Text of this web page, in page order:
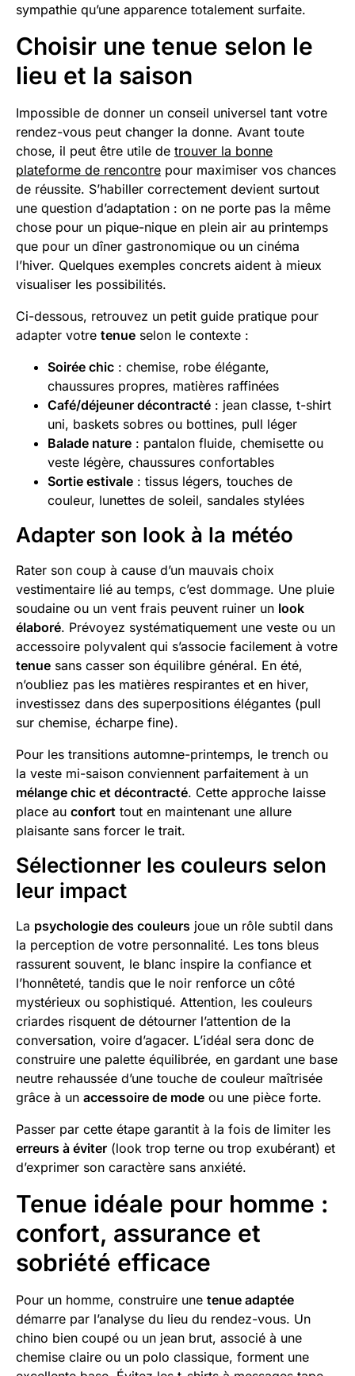
sympathie qu’une apparence totalement surfaite.
Choisir une tenue selon le
lieu et la saison
Impossible de donner un conseil universel tant votre
rendez-vous peut changer la donne. Avant toute
chose, il peut être utile de trouver la bonne
plateforme de rencontre pour maximiser vos chances
de réussite. S’habiller correctement devient surtout
une question d’adaptation : on ne porte pas la même
chose pour un pique-nique en plein air au printemps
que pour un dîner gastronomique ou un cinéma
l’hiver. Quelques exemples concrets aident à mieux
visualiser les possibilités.
Ci-dessous, retrouvez un petit guide pratique pour
adapter votre tenue selon le contexte :
Soirée chic : chemise, robe élégante,
chaussures propres, matières raffinées
Café/déjeuner décontracté : jean classe, t-shirt
uni, baskets sobres ou bottines, pull léger
Balade nature : pantalon fluide, chemisette ou
veste légère, chaussures confortables
Sortie estivale : tissus légers, touches de
couleur, lunettes de soleil, sandales stylées
Adapter son look à la météo
Rater son coup à cause d’un mauvais choix
vestimentaire lié au temps, c’est dommage. Une pluie
soudaine ou un vent frais peuvent ruiner un look
élaboré. Prévoyez systématiquement une veste ou un
accessoire polyvalent qui s’associe facilement à votre
tenue sans casser son équilibre général. En été,
n’oubliez pas les matières respirantes et en hiver,
investissez dans des superpositions élégantes (pull
sur chemise, écharpe fine).
Pour les transitions automne-printemps, le trench ou
la veste mi-saison conviennent parfaitement à un
mélange chic et décontracté. Cette approche laisse
place au confort tout en maintenant une allure
plaisante sans forcer le trait.
Sélectionner les couleurs selon
leur impact
La psychologie des couleurs joue un rôle subtil dans
la perception de votre personnalité. Les tons bleus
rassurent souvent, le blanc inspire la confiance et
l’honnêteté, tandis que le noir renforce un côté
mystérieux ou sophistiqué. Attention, les couleurs
criardes risquent de détourner l’attention de la
conversation, voire d’agacer. L’idéal sera donc de
construire une palette équilibrée, en gardant une base
neutre rehaussée d’une touche de couleur maîtrisée
grâce à un accessoire de mode ou une pièce forte.
Passer par cette étape garantit à la fois de limiter les
erreurs à éviter (look trop terne ou trop exubérant) et
d’exprimer son caractère sans anxiété.
Tenue idéale pour homme :
confort, assurance et
sobriété efficace
Pour un homme, construire une tenue adaptée
démarre par l’analyse du lieu du rendez-vous. Un
chino bien coupé ou un jean brut, associé à une
chemise claire ou un polo classique, forment une